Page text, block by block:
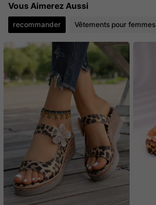
4.90 5.1K Suiveurs
4.90 5.1K Suiveurs
4.90 5.1K Suiveurs
4.90 5.1K Suiveurs
4.90 5.1K Suiveurs
5.1K Suiveurs
Vous Aimerez Aussi
recommander Vêtements pour femmes